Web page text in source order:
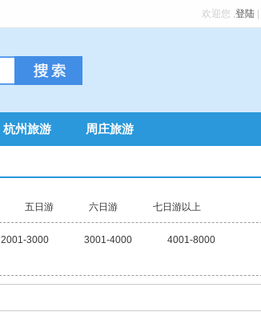
欢迎您 ,登陆
杭州旅游 周庄旅游
五日游 六日游 七日游以上
2001-3000 3001-4000
4001-8000